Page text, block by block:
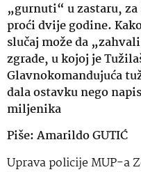
„gurnuti“ u zastaru,
proći dvije godine.
slučaj može da
zgrade, u kojoj je
Glavnokomandujuća
dala ostavku nego
miljenika
Piše: Amarildo GUTIĆ
Uprava policije MUP-a